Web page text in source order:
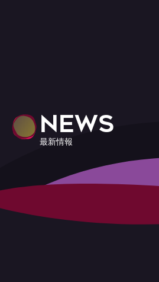
NEWS
最新情報